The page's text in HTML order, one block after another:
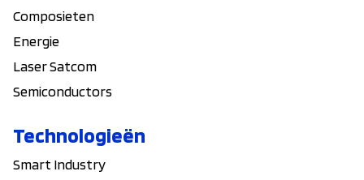
Composieten
Energie
Laser Satcom
Semiconductors
Technologieën
Smart Industry